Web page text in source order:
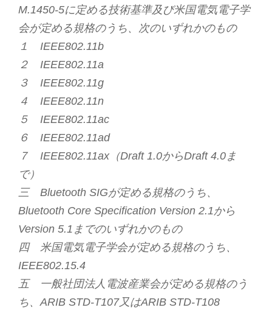
M.1450-5に定める技術基準及び米国電気電子学
会が定める規格のうち、次のいずれかのもの
１ IEEE802.11b
２ IEEE802.11a
３ IEEE802.11g
４ IEEE802.11n
５ IEEE802.11ac
６ IEEE802.11ad
７ IEEE802.11ax（Draft 1.0からDraft 4.0ま
で）
三 Bluetooth SIGが定める規格のうち、
Bluetooth Core Specification Version 2.1から
Version 5.1までのいずれかのもの
四 米国電気電子学会が定める規格のうち、
IEEE802.15.4
五 一般社団法人電波産業会が定める規格のう
ち、ARIB STD-T107又はARIB STD-T108